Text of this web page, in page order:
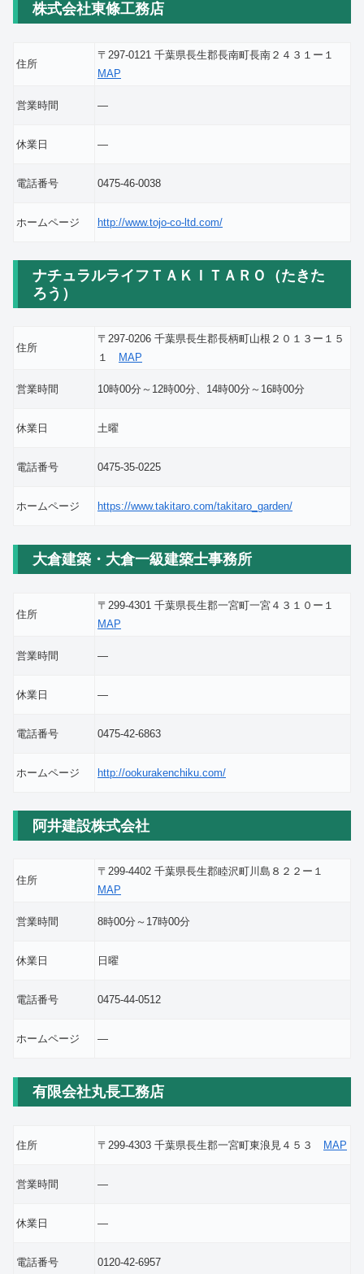
株式会社東條工務店
住所
〒297-0121 千葉県長生郡長南町長南２４３１ー１
MAP
営業時間 ―
休業日 ―
電話番号 0475-46-0038
ホームページ http://www.tojo-co-ltd.com/
ナチュラルライフＴＡＫＩＴＡＲＯ（たきた
ろう）
住所
〒297-0206 千葉県長生郡長柄町山根２０１３ー１５
１
MAP
営業時間 10時00分～12時00分、14時00分～16時00分
休業日 土曜
電話番号 0475-35-0225
ホームページ https://www.takitaro.com/takitaro_garden/
大倉建築・大倉一級建築士事務所
住所
〒299-4301 千葉県長生郡一宮町一宮４３１０ー１
MAP
営業時間 ―
休業日 ―
電話番号 0475-42-6863
ホームページ http://ookurakenchiku.com/
阿井建設株式会社
住所
〒299-4402 千葉県長生郡睦沢町川島８２２ー１
MAP
営業時間 8時00分～17時00分
休業日 日曜
電話番号 0475-44-0512
ホームページ ―
有限会社丸長工務店
住所 〒299-4303 千葉県長生郡一宮町東浪見４５３ MAP
営業時間 ―
休業日 ―
電話番号 0120-42-6957